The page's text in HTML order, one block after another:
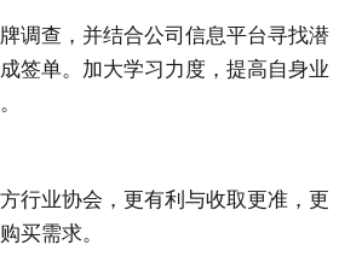
调查，并结合公司信息平台寻找潜
签单。加大学习力度，提高自身业
行业协会，更有利与收取更准，更
买需求。